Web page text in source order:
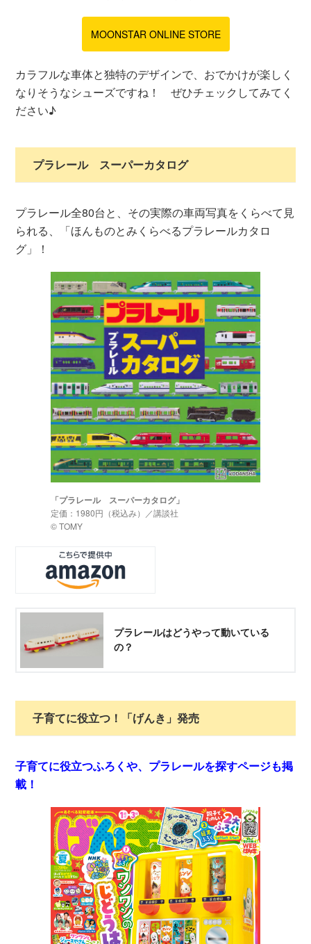
MOONSTAR ONLINE STORE
カラフルな車体と独特のデザインで、おでかけが楽しく
なりそうなシューズですね！ ぜひチェックしてみてく
ださい♪
プラレール スーパーカタログ
プラレール全80台と、その実際の車両写真をくらべて見
られる、「ほんものとみくらべるプラレールカタロ
グ」！
「プラレール スーパーカタログ」
定価：1980円（税込み）／講談社
© TOMY
プラレールはどうやって動いている
の？
子育てに役立つ！「げんき」発売
子育てに役立つふろくや、プラレールを探すページも掲
載！